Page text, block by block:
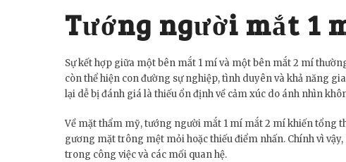
Tướng người mắt 1
Sự kết hợp giữa một bên mắt 1 mí và một bên mắt 2 mí
còn thể hiện con đường sự nghiệp, tình duyên và khả năng
lại dễ bị đánh giá là thiếu ổn định về cảm xúc do ánh nhìn
Về mặt thẩm mỹ, tướng người mắt 1 mí mắt 2 mí khiến tổng
gương mặt trông mệt mỏi hoặc thiếu điểm nhấn. Chính vì
trong công việc và các mối quan hệ.